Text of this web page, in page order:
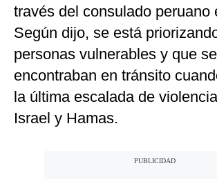
través del consulado peruano
Según dijo, se está
personas vulnerables y que se
encontraban en tránsito
la última escalada de
Israel y Hamas.